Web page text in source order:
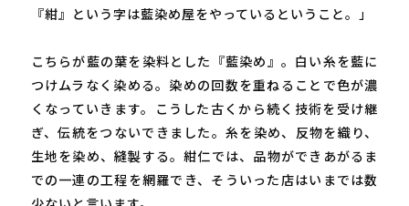
『紺』という字は藍染め屋をやっているということ。」
こちらが藍の葉を染料とした『藍染め』。白い糸を藍に
つけムラなく染める。染めの回数を重ねることで色が濃
くなっていきます。こうした古くから続く技術を受け継
ぎ、伝統をつないできました。糸を染め、反物を織り、
生地を染め、縫製する。紺仁では、品物ができあがるま
での一連の工程を網羅でき、そういった店はいまでは数